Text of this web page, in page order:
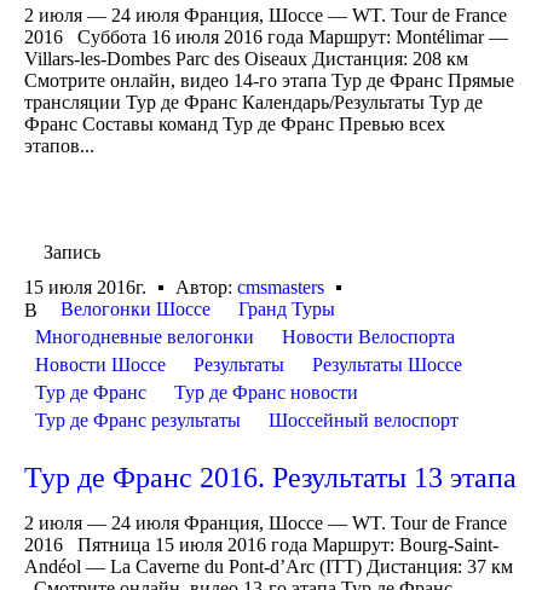
2 июля — 24 июля Франция, Шоссе — WT. Tour de France
2016 Суббота 16 июля 2016 года Маршрут: Montélimar —
Villars-les-Dombes Parc des Oiseaux Дистанция: 208 км
Смотрите онлайн, видео 14-го этапа Тур де Франс Прямые
трансляции Тур де Франс Календарь/Результаты Тур де
Франс Составы команд Тур де Франс Превью всех
этапов...
Запись
15 июля 2016г.
Автор: cmsmasters
В
Велогонки Шоссе
Гранд Туры
Многодневные велогонки
Новости Велоспорта
Новости Шоссе
Результаты
Результаты Шоссе
Тур де Франс
Тур де Франс новости
Тур де Франс результаты
Шоссейный велоспорт
Тур де Франс 2016. Результаты 13 этапа
2 июля — 24 июля Франция, Шоссе — WT. Tour de France
2016 Пятница 15 июля 2016 года Маршрут: Bourg-Saint-
Andéol — La Caverne du Pont-d’Arc (ITT) Дистанция: 37 км